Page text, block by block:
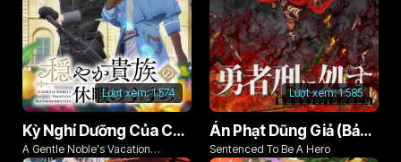
Tập 103 Tập 104 Tập 105
Tập 106 Tập 107 Tập 108
Tập 109 Tập 110 Tập 111
Tập 112 Tập 113 Tập 114
Tập 115 Tập 116 Tập 117
Lượt xem:1.574
Kỳ Nghỉ Dưỡng Của Chàng Quý Tộc Ôn Hòa (Odayaka Kizoku no Kyuuka no Susume)
A Gentle Noble's Vacation
Lượt xem:1.585
Án Phạt Dũng Giả (Bản Án Anh Hùng)
Sentenced To Be A Hero